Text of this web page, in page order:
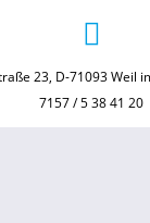
23, D-71093 Weil
7157 / 5 38 41 20